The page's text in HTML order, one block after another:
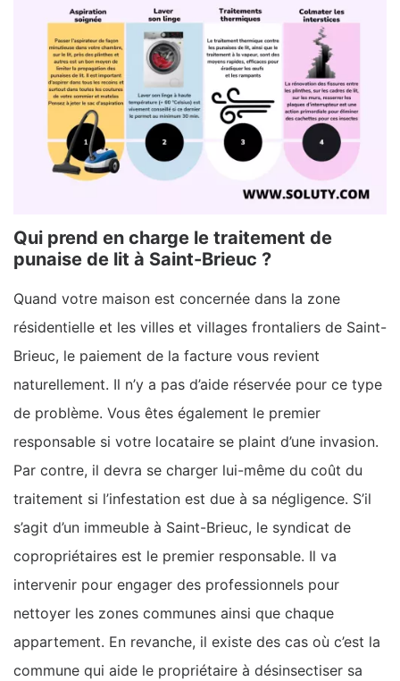
Qui prend en charge le traitement de
punaise de lit à Saint-Brieuc ?
Quand votre maison est concernée dans la zone
résidentielle et les villes et villages frontaliers de Saint-
Brieuc, le paiement de la facture vous revient
naturellement. Il n’y a pas d’aide réservée pour ce type
de problème. Vous êtes également le premier
responsable si votre locataire se plaint d’une invasion.
Par contre, il devra se charger lui-même du coût du
traitement si l’infestation est due à sa négligence. S’il
s’agit d’un immeuble à Saint-Brieuc, le syndicat de
copropriétaires est le premier responsable. Il va
intervenir pour engager des professionnels pour
nettoyer les zones communes ainsi que chaque
appartement. En revanche, il existe des cas où c’est la
commune qui aide le propriétaire à désinsectiser sa